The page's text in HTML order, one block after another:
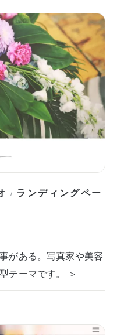
/ ランディングペー
がある。写真家や美容
テーマです。 ＞